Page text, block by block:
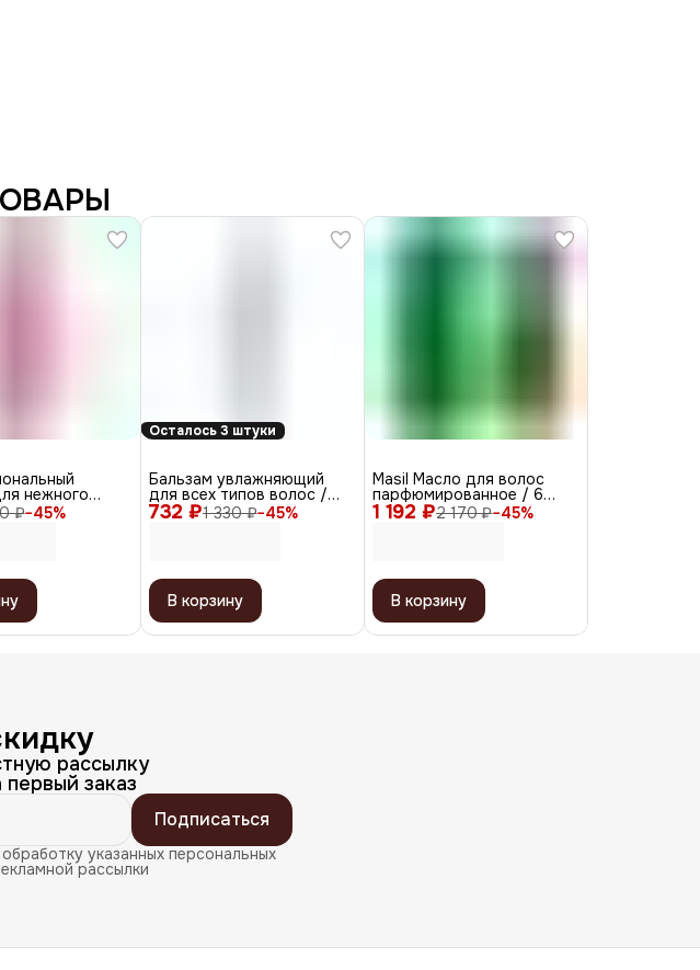
₽−45%
нежного
/
Осталось 3 штуки
732 ₽1 330 ₽−45%
Бальзам увлажняющий
для всех типов волос /
Moisturing Conditioner, 420
В корзину
1 192 ₽2 170 ₽−45%
Masil Масло для волос
парфюмированное / 6
Salon Hair Perfume Oil, 60
В корзину
рассылку
заказ
Подписаться
указанных персональных
рассылки